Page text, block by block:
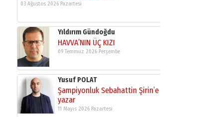
03 Ağustos 2026 Pazartesi
Yıldırım Gündoğdu
HAVVA’NIN ÜÇ KIZI
09 Temmuz 2026 Perşembe
Yusuf POLAT
Şampiyonluk Sebahattin Şirin’e
yazar
11 Mayıs 2026 Pazartesi